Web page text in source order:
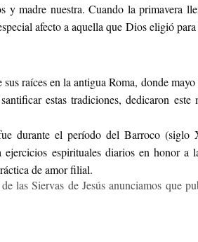
madre nuestra. Cuando la primavera
afecto a aquella que Dios eligió para
raíces en la antigua Roma, donde mayo
estas tradiciones, dedicaron este
durante el período del Barroco
espirituales diarios en honor a
de amor filial.
las Siervas de Jesús anunciamos que